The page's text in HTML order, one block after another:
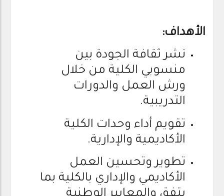
الأهداف:
نشر ثقافة الجودة بين
منسوبي الكلية من خلال
ورش العمل والدورات
التدريبية.
تقويم أداء وحدات الكلية
الأكاديمية والإدارية.
تطوير وتحسين العمل
الأكاديمي والإداري بالكلية بما